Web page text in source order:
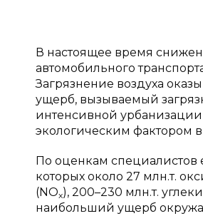
В настоящее время
автомобильного
Загрязнение воздуха
ущерб, вызываемый
интенсивной
экологическим фактором
По оценкам специалистов
которых около 27 млн.т.
(NOx), 200–230 млн.т.
наибольший ущерб